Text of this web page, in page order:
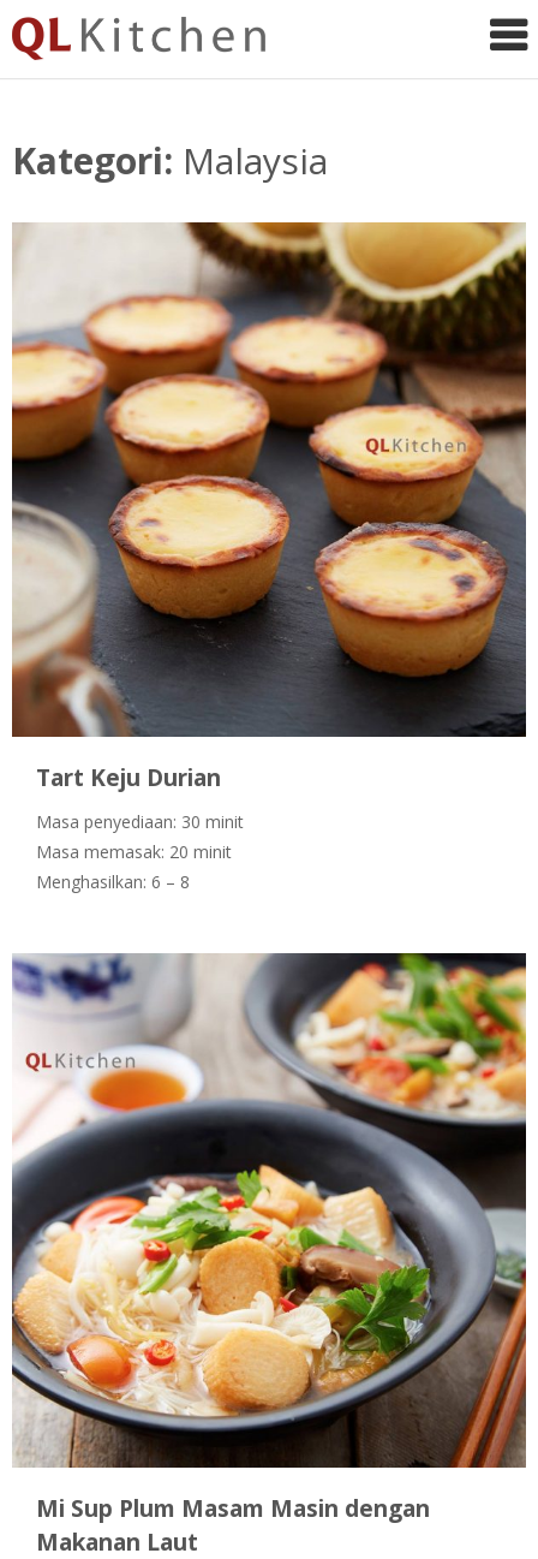
Kitchen
Kategori: Malaysia
Tart Keju Durian
Masa penyediaan: 30 minit
Masa memasak: 20 minit
Menghasilkan: 6 – 8
Mi Sup Plum Masam Masin dengan
Makanan Laut